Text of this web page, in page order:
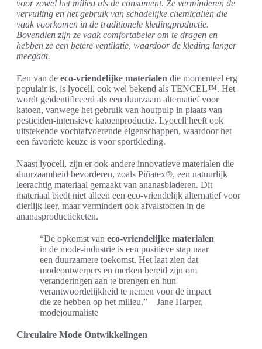
voor zowel het milieu als de consument. Ze verminderen de
vervuiling en het gebruik van schadelijke chemicaliën die
vaak voorkomen in de traditionele kledingproductie.
Bovendien zijn ze vaak comfortabeler om te dragen en
hebben ze een betere ventilatie, waardoor de kleding langer
meegaat.
Een van de eco-vriendelijke materialen die momenteel erg
populair is, is lyocell, ook wel bekend als TENCEL™. Het
wordt geïdentificeerd als een duurzaam alternatief voor
katoen, vanwege het gebruik van houtpulp in plaats van
pesticiden-intensieve katoenproductie. Lyocell heeft ook
uitstekende vochtafvoerende eigenschappen, waardoor het
een favoriete keuze is voor sportkleding.
Naast lyocell, zijn er ook andere innovatieve materialen die
duurzaamheid bevorderen, zoals Piñatex®, een natuurlijk
leerachtig materiaal gemaakt van ananasbladeren. Dit
materiaal biedt niet alleen een eco-vriendelijk alternatief voor
dierlijk leer, maar vermindert ook afvalstoffen in de
ananasproductieketen.
“De opkomst van eco-vriendelijke materialen
in de mode-industrie is een positieve stap naar
een duurzamere toekomst. Het laat zien dat
modeontwerpers en merken bereid zijn om
veranderingen aan te brengen en hun
verantwoordelijkheid te nemen voor de impact
die ze hebben op het milieu.” – Jane Harper,
modejournaliste
Circulaire Mode Ontwikkelingen